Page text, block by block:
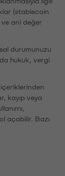
(stablecoin
ani değer
durumunuzu
hukuk, vergi
kayıp veya
açabilir. Bazı